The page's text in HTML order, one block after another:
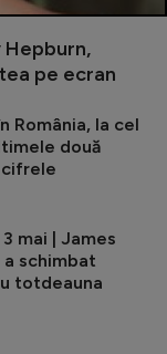
pe ecran
România, la cel
două
cifrele
mai | James
schimbat
totdeauna